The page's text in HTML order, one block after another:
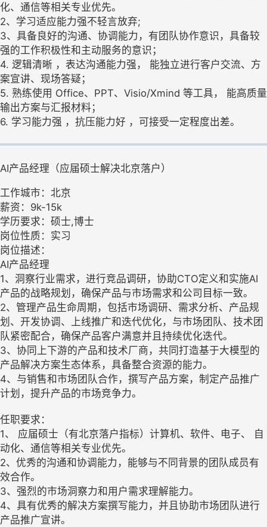
化、通信等相关专业优先。
2、学习适应能力强不轻言放弃;
3、具备良好的沟通、协调能力，有团队协作意识，具备较
强的工作积极性和主动服务的意识；
4. 逻辑清晰 ，表达沟通能力强， 能独立进行客户交流、方
案宣讲、现场答疑；
5. 熟练使用 Office、PPT、Visio/Xmind 等工具， 能高质量
输出方案与汇报材料；
6. 学习能力强 ，抗压能力好 ，可接受一定程度出差。
AI产品经理（应届硕士解决北京落户）
工作城市：北京
薪资：9k-15k
学历要求：硕士,博士
岗位性质：实习
岗位描述：
AI产品经理
1、洞察行业需求，进行竞品调研，协助CTO定义和实施AI
产品的战略规划，确保产品与市场需求和公司目标一致。
2、管理产品生命周期，包括市场调研、需求分析、产品规
划、开发协调、上线推广和迭代优化，与市场团队、技术团
队紧密配合，确保产品客户满意并且持续优化迭代。
3、协同上下游的产品和技术厂商，共同打造基于大模型的
产品解决方案生态体系，具备整合资源的能力。
4、与销售和市场团队合作，撰写产品方案，制定产品推广
计划，提升产品的市场竞争力。
任职要求：
1、 应届硕士（有北京落户指标）计算机、软件、电子、 自
动化、通信等相关专业优先。
2、优秀的沟通和协调能力，能够与不同背景的团队成员有
效合作。
3、强烈的市场洞察力和用户需求理解能力。
4、具有优秀的解决方案撰写能力，并且协助市场团队进行
产品推广宣讲。